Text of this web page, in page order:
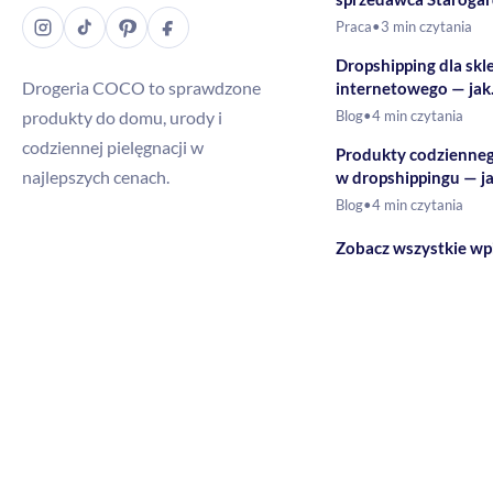
Drogeria COCO to sprawdzone
produkty do domu, urody i
codziennej pielęgnacji w
najlepszych cenach.
Gdański – Drogeria
Praca•3 min czytania
Dropshipping dla
internetowego — jak
rozszerzyć ofertę o
Blog•4 min czytania
Produkty
w dropshippingu —
budować ofertę?
Blog•4 min czytania
Zobacz wszystkie